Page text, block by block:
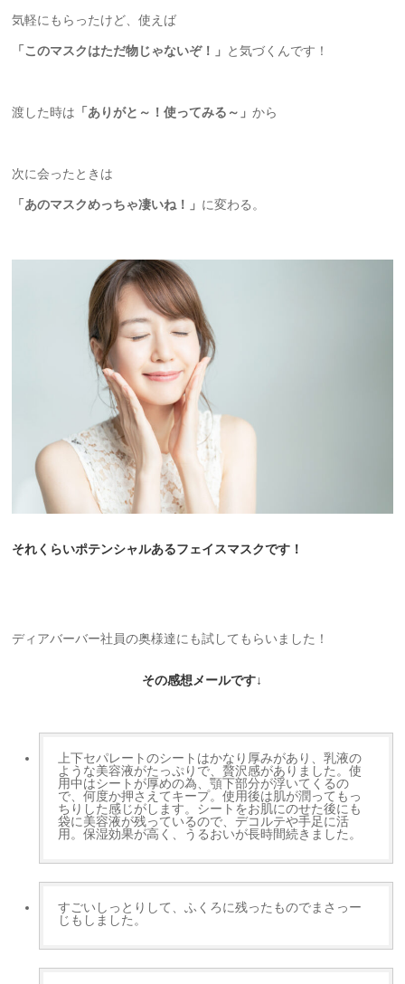
気軽にもらったけど、使えば
「このマスクはただ物じゃないぞ！」 と気づくんです！
渡した時は 「ありがと～！使ってみる～」から
次に会ったときは
「あのマスクめっちゃ凄いね！」 に変わる。
それくらいポテンシャルあるフェイスマスクです！
ディアバーバー社員の奥様達にも試してもらいました！
その感想メールです↓
上下セパレートのシートはかなり厚みがあり、乳液の
ような美容液がたっぷりで、贅沢感がありました。使
用中はシートが厚めの為、顎下部分が浮いてくるの
で、何度か押さえてキープ。使用後は肌が潤ってもっ
ちりした感じがします。シートをお肌にのせた後にも
袋に美容液が残っているので、デコルテや手足に活
用。保湿効果が高く、うるおいが長時間続きました。
すごいしっとりして、ふくろに残ったものでまさっー
じもしました。